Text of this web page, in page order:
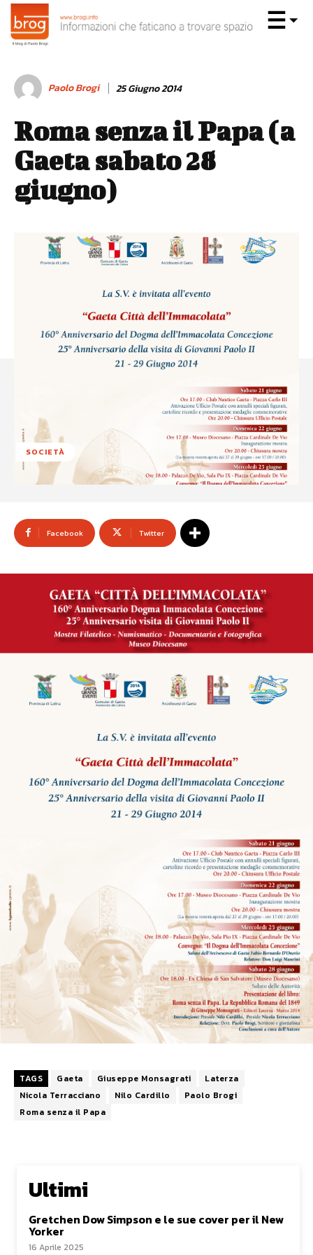
Paolo Brogi 25 Giugno 2014
Roma senza il Papa (a
Gaeta sabato 28
giugno)
SOCIETÀ
Facebook Twitter
TAGS Gaeta Giuseppe Monsagrati
Laterza
Nicola Terracciano
Nilo Cardillo
Paolo Brogi
Roma senza il Papa
Ultimi
Gretchen Dow Simpson e le sue cover per il New
Yorker
16 Aprile 2025